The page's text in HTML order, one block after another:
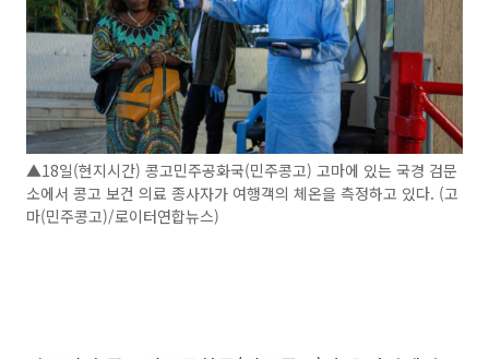
▲18일(현지시간) 콩고민주공화국(민주콩고) 고마에 있는 국경 검문
소에서 콩고 보건 의료 종사자가 여행객의 체온을 측정하고 있다. (고
마(민주콩고)/로이터연합뉴스)